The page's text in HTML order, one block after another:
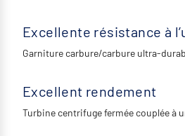
Excellente résistance à
Garniture carbure/carbure ultra-
Excellent rendement
Turbine centrifuge fermée couplée à